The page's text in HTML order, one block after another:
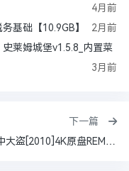
4月前
基础【10.9GB】
2月前
莱姆城堡v1.5.8_内置菜
3月前
下一篇
城中大盗[2010]4K原盘REMUX[杜比视界]国英双语音轨[特效字幕][48.9G]